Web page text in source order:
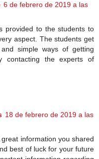
6 de febrero de 2019 a las
provided to the students to
aspect. The students get
simple ways of getting
contacting the experts of
18 de febrero de 2019 a las
information you shared
best of luck for your future